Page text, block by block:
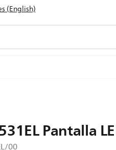
(English)
Pantalla
00